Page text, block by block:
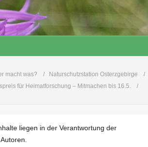
macht was?
Naturschutzstation Osterzgebirge
für Heimatforschung – Mitmachen bis 16.5.
liegen in der Verantwortung der